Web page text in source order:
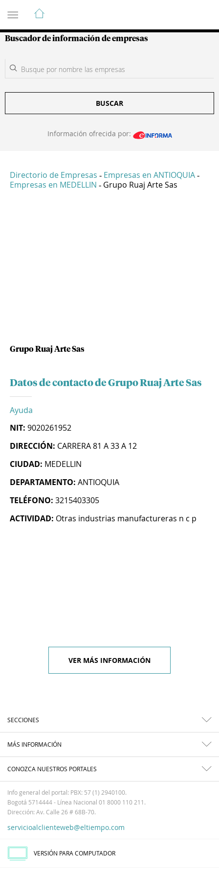
Guía de Empresas Colombianas
Buscador de información de empresas
BUSCAR
Información ofrecida por:
Directorio de Empresas - Empresas en ANTIOQUIA -
Empresas en MEDELLIN - Grupo Ruaj Arte Sas
Grupo Ruaj Arte Sas
Datos de contacto de Grupo Ruaj Arte Sas
Ayuda
NIT: 9020261952
DIRECCIÓN: CARRERA 81 A 33 A 12
CIUDAD: MEDELLIN
DEPARTAMENTO: ANTIOQUIA
TELÉFONO: 3215403305
ACTIVIDAD: Otras industrias manufactureras n c p
VER MÁS INFORMACIÓN
SECCIONES
MÁS INFORMACIÓN
CONOZCA NUESTROS PORTALES
Info general del portal: PBX: 57 (1) 2940100.
Bogotá 5714444 - Línea Nacional 01 8000 110 211.
Dirección: Av. Calle 26 # 68B-70.
servicioalclienteweb@eltiempo.com
VERSIÓN PARA COMPUTADOR